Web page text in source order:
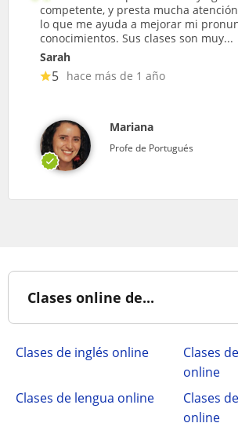
competente, y presta mucha
lo que me ayuda a mejorar mi
conocimientos. Sus clases son muy...
Sarah
5 hace más de 1 año
Mariana
Profe de Portugués
Clases online de...
Clases de inglés online
Clases
online
Clases de lengua online
Clases
online